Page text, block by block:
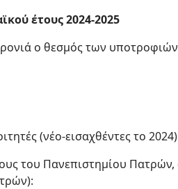
έτους 2024-2025
ο θεσμός των υποτροφιών
(νέο-εισαχθέντες το
του Πανεπιστημίου Πατρών,